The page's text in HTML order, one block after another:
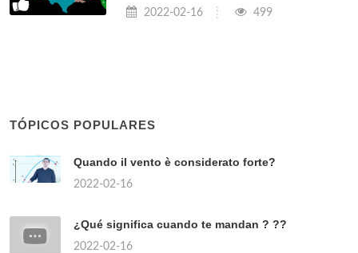
2022-02-16 499
TÓPICOS POPULARES
Quando il vento è considerato forte?
2022-02-16
¿Qué significa cuando te mandan ? ??
2022-02-16